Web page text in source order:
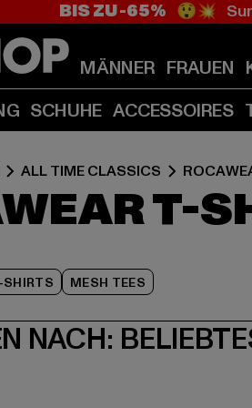
BIS ZU -65% 😲💥
MÄNNER FRAUEN
SCHUHE ACCESSOIRES
ALL TIME CLASSICS
T-
MESH TEES
NACH: